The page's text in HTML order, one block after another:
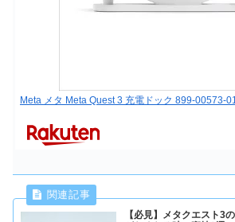
Meta メタ Meta Quest 3 充電ドック 899-00573-
【必見】メタクエスト3